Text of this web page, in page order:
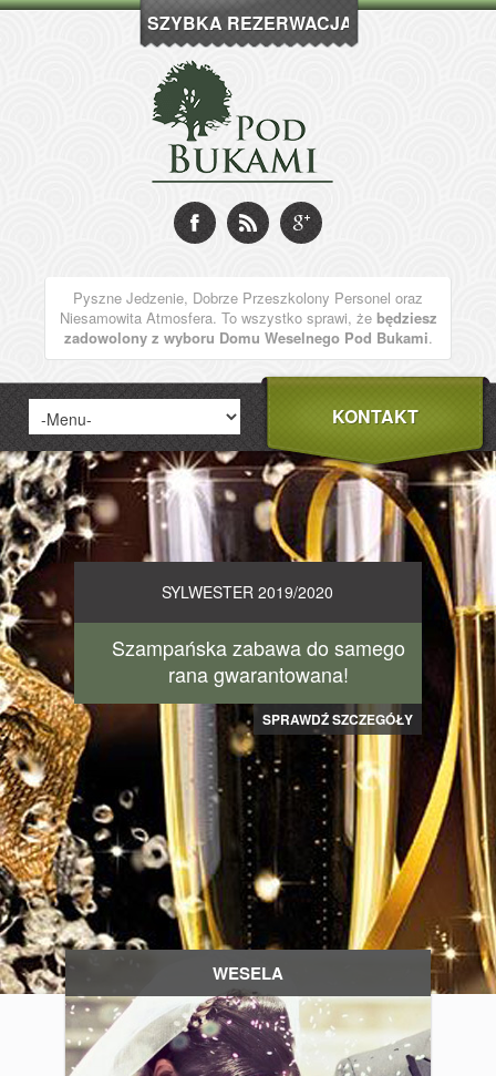
SZYBKA REZERWACJA
Pyszne Jedzenie, Dobrze Przeszkolony Personel oraz
Niesamowita Atmosfera. To wszystko sprawi, że będziesz
zadowolony z wyboru Domu Weselnego Pod Bukami.
KONTAKT
SYLWESTER 2019/2020
Szampańska zabawa do samego
rana gwarantowana!
SPRAWDŹ SZCZEGÓŁY
WESELA